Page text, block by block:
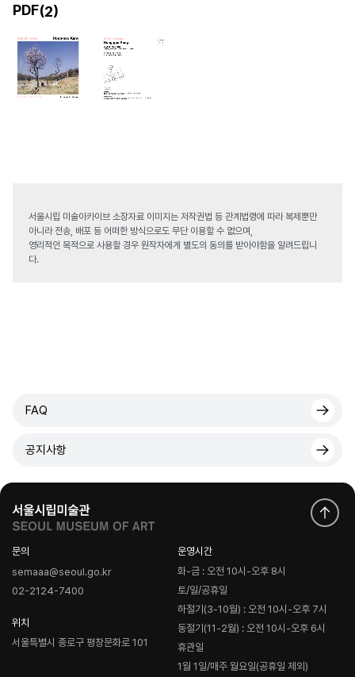
PDF(2)
서울시립 미술아카이브 소장자료 이미지는 저작권법 등 관계법령에 따라 복제뿐만
아니라 전송, 배포 등 어떠한 방식으로도 무단 이용할 수 없으며,
영리적인 목적으로 사용할 경우 원작자에게 별도의 동의를 받아야함을 알려드립니
다.
FAQ
공지사항
문의
semaaa@seoul.go.kr
02-2124-7400
위치
서울특별시 종로구 평창문화로 101
운영시간
화-금 : 오전 10시-오후 8시
토/일/공휴일
하절기(3-10월) : 오전 10시-오후 7시
동절기(11-2월) : 오전 10시-오후 6시
휴관일
1월 1일/매주 월요일(공휴일 제외)